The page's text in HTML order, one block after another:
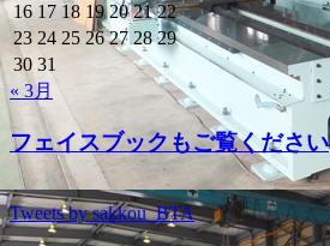
16 17 18 19 20 21 22
23 24 25 26 27 28 29
30 31
« 3月
フェイスブックもご覧ください
Tweets by sakkou_BTA